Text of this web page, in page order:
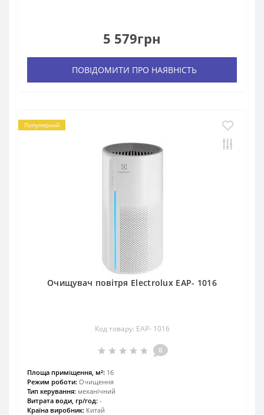
5 579грн
ПОВІДОМИТИ ПРО НАЯВНІСТЬ
Популярний
Очищувач повітря Electrolux EAP- 1016
Код товару: EAP- 1016
0
Площа приміщення, м²: 16
Режим роботи: Очищення
Тип керування: механічний
Витрата води, гр/год: -
Країна виробник: Китай